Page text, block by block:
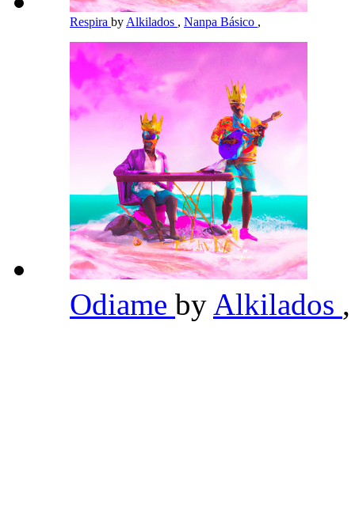
Respira by Alkilados , Nanpa Básico ,
Odiame by Alkilados ,